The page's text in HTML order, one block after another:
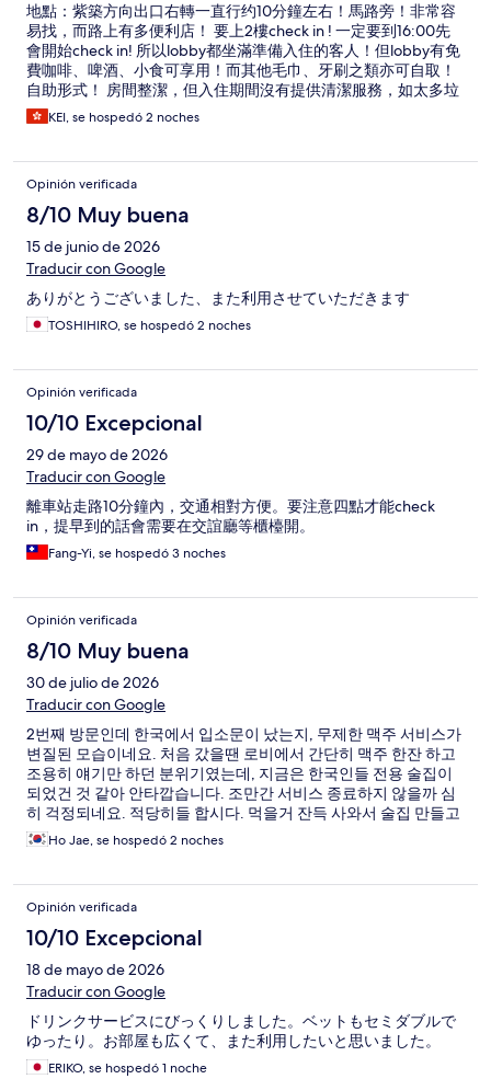
地點：紫築方向出口右轉一直行约10分鐘左右！馬路旁！非常容
易找，而路上有多便利店！ 要上2樓check in ! 一定要到16:00先
會開始check in! 所以lobby都坐滿準備入住的客人！但lobby有免
費咖啡、啤酒、小食可享用！而其他毛巾、牙刷之類亦可自取！
自助形式！ 房間整潔，但入住期間沒有提供清潔服務，如太多垃
圾要自行到2樓丟掉，這有點不方便，而且入住時間長一點，房間
地板難免積麈！建議洒店可兩三天提供一次簡單清潔，如吸麈及
是滿意的
KEI, se hospedó 2 noches
Opinión verificada
8/10 Muy buena
15 de junio de 2026
Traducir con Google
ありがとうございました、また利用させていただきます
TOSHIHIRO, se hospedó 2 noches
Opinión verificada
10/10 Excepcional
29 de mayo de 2026
Traducir con Google
離車站走路10分鐘內，交通相對方便。要注意四點才能check
in，提早到的話會需要在交誼廳等櫃檯開。
Fang-Yi, se hospedó 3 noches
Opinión verificada
8/10 Muy buena
30 de julio de 2026
Traducir con Google
2번째 방문인데 한국에서 입소문이 났는지, 무제한 맥주 서비스가
변질된 모습이네요. 처음 갔을땐 로비에서 간단히 맥주 한잔 하고
조용히 얘기만 하던 분위기였는데, 지금은 한국인들 전용 술집이
되었건 것 같아 안타깝습니다. 조만간 서비스 종료하지 않을까 심
히 걱정되네요. 적당히들 합시다. 먹을거 잔득 사와서 술집 만들고
포차도 아니고, 정말 보기 안 좋았습니다. 로비 대부분 인원은 한국
인이라는게 참 그렇습니다. 로비에서 일하는 직원들 표정이 진짜..
Ho Jae, se hospedó 2 noches
Opinión verificada
10/10 Excepcional
18 de mayo de 2026
Traducir con Google
ドリンクサービスにびっくりしました。ベットもセミダブルで
ゆったり。お部屋も広くて、また利用したいと思いました。
ERIKO, se hospedó 1 noche